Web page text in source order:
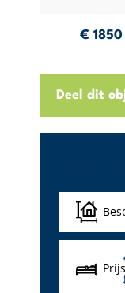
€ 1850
Deel dit
Prijs